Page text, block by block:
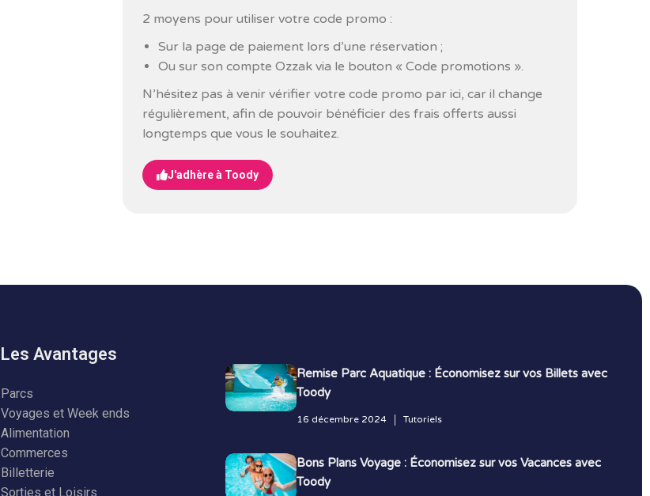
2 moyens pour utiliser votre code promo :
Sur la page de paiement lors d’une réservation ;
Ou sur son compte Ozzak via le bouton « Code promotions ».
N’hésitez pas à venir vérifier votre code promo par ici, car il change
régulièrement, afin de pouvoir bénéficier des frais offerts aussi
longtemps que vous le souhaitez.
J'adhère à Toody
Les Avantages
Parcs
Voyages et Week ends
Alimentation
Commerces
Billetterie
Sorties et Loisirs
Remise Parc Aquatique : Économisez sur vos Billets avec
Toody
16 décembre 2024 Tutoriels
Bons Plans Voyage : Économisez sur vos Vacances avec
Toody